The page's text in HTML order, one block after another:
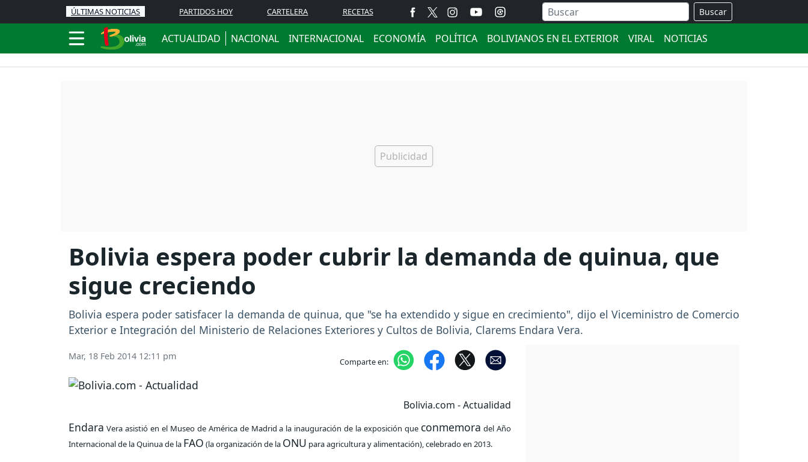
ÚLTIMAS NOTICIAS PARTIDOS HOY CARTELERA RECETAS Buscar
ACTUALIDAD NACIONAL INTERNACIONAL ECONOMÍA POLÍTICA BOLIVIANOS EN EL EXTERIOR VIRAL NOTICIAS
Bolivia espera poder cubrir la demanda de quinua, que
sigue creciendo
Bolivia espera poder satisfacer la demanda de quinua, que "se ha extendido y sigue en crecimiento", dijo el Viceministro de Comercio
Exterior e Integración del Ministerio de Relaciones Exteriores y Cultos de Bolivia, Clarems Endara Vera.
Mar, 18 Feb 2014 12:11 pm Comparte en:
Bolivia.com - Actualidad
Endara Vera asistió en el Museo de América de Madrid a la inauguración de la exposición que conmemora del Año
Internacional de la Quinua de la FAO (la organización de la ONU para agricultura y alimentación), celebrado en 2013.